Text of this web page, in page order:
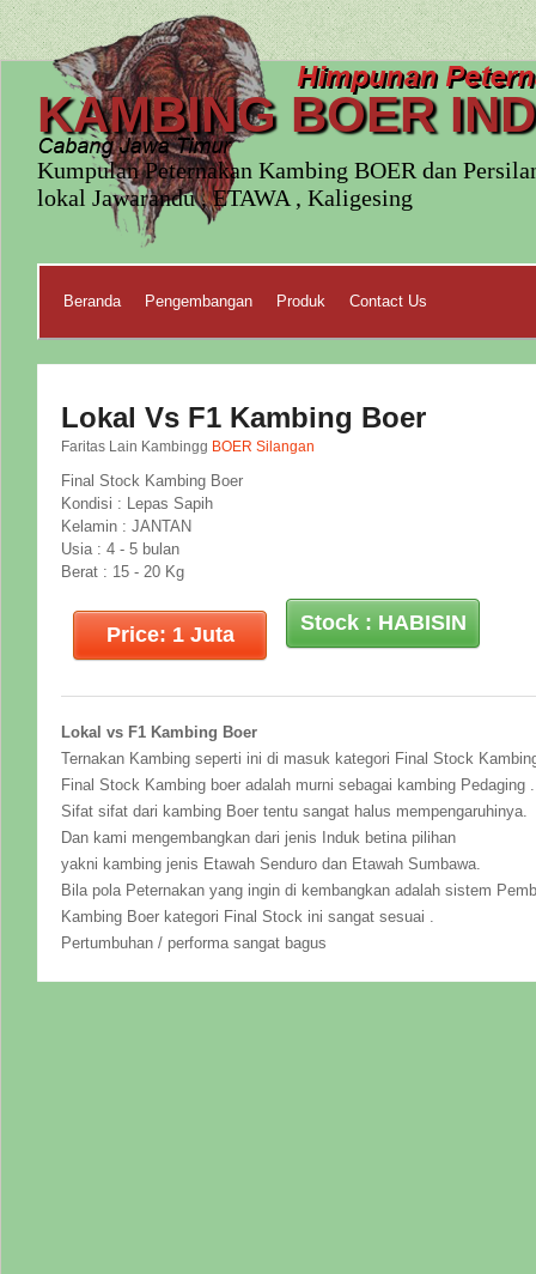
KAMBING BOER
Kumpulan Peternakan Kambing BOER dan
lokal Jawarandu , ETAWA , Kaligesing
Beranda Pengembangan Produk Contact Us
Lokal Vs F1 Kambing Boer
Faritas Lain Kambingg BOER Silangan
Final Stock Kambing Boer
Kondisi : Lepas Sapih
Kelamin : JANTAN
Usia : 4 - 5 bulan
Berat : 15 - 20 Kg
Price: 1 Juta Stock : HABISIN
Lokal vs F1 Kambing Boer
Ternakan Kambing seperti ini di masuk kategori Final Stock
Final Stock Kambing boer adalah murni sebagai kambing Pedaging .
Sifat sifat dari kambing Boer tentu sangat halus mempengaruhinya.
Dan kami mengembangkan dari jenis Induk betina pilihan
yakni kambing jenis Etawah Senduro dan Etawah Sumbawa.
Bila pola Peternakan yang ingin di kembangkan adalah sistem
Kambing Boer kategori Final Stock ini sangat sesuai .
Pertumbuhan / performa sangat bagus